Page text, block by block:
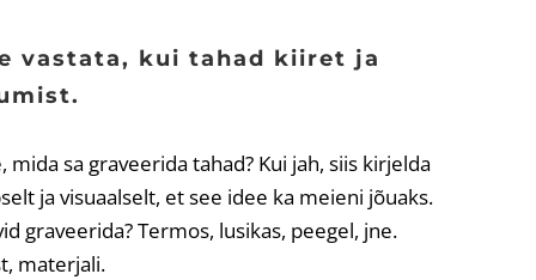
vastata, kui tahad kiiret ja
mida sa graveerida tahad? Kui jah, siis kirjelda
ja visuaalselt, et see idee ka meieni jõuaks.
graveerida? Termos, lusikas, peegel, jne.
materjali.